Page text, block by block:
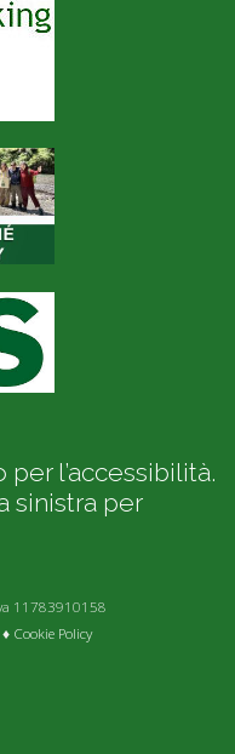
l’accessibilità.
sinistra per
11783910158
Cookie Policy